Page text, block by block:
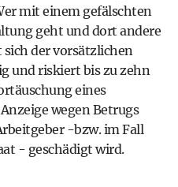
mit einem gefälschten
geht und dort andere
der vorsätzlichen
und riskiert bis zu zehn
eines
wegen Betrugs
-bzw. im Fall
- geschädigt wird.